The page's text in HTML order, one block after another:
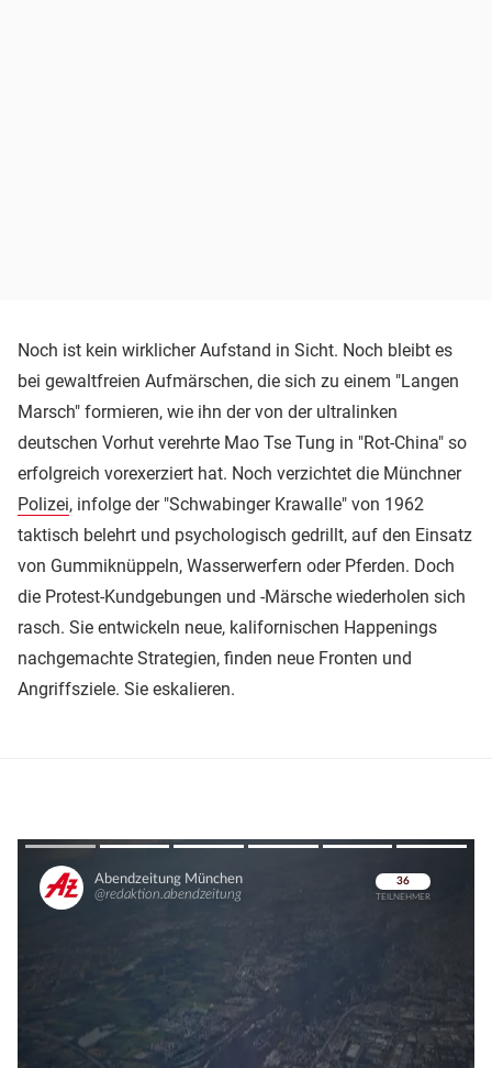
Noch ist kein wirklicher Aufstand in Sicht. Noch bleibt es
bei gewaltfreien Aufmärschen, die sich zu einem "Langen
Marsch" formieren, wie ihn der von der ultralinken
deutschen Vorhut verehrte Mao Tse Tung in "Rot-China" so
erfolgreich vorexerziert hat. Noch verzichtet die Münchner
Polizei, infolge der "Schwabinger Krawalle" von 1962
taktisch belehrt und psychologisch gedrillt, auf den Einsatz
von Gummiknüppeln, Wasserwerfern oder Pferden. Doch
die Protest-Kundgebungen und -Märsche wiederholen sich
rasch. Sie entwickeln neue, kalifornischen Happenings
nachgemachte Strategien, finden neue Fronten und
Angriffsziele. Sie eskalieren.
Überspringen